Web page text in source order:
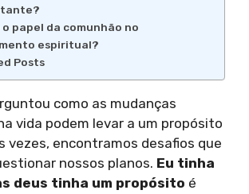
o papel da comunhão no
espiritual?
Posts
como as mudanças
vida podem levar a um propósito
vezes, encontramos desafios que
nossos planos. Eu tinha
deus tinha um propósito é